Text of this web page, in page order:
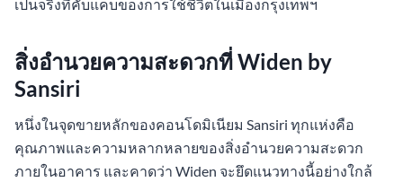
เป็นจริงที่คับแคบของการใช้ชีวิตในเมืองกรุงเทพฯ
สิ่งอำนวยความสะดวกที่ Widen by
Sansiri
หนึ่งในจุดขายหลักของคอนโดมิเนียม Sansiri ทุกแห่งคือ
คุณภาพและความหลากหลายของสิ่งอำนวยความสะดวก
ภายในอาคาร และคาดว่า Widen จะยึดแนวทางนี้อย่างใกล้